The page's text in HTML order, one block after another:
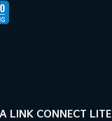
LINK CONNECT LITE